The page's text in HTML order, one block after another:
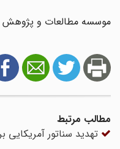
موسسه مطالعات و پژوهش
مطالب مرتبط
تهدید سناتور آمریکایی